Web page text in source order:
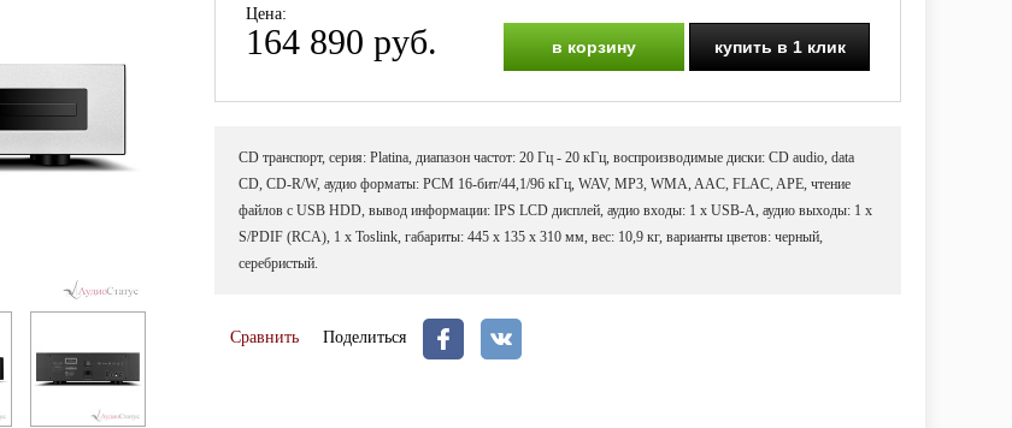
Цена:
164 890 руб. в корзину купить в 1 клик
CD транспорт, серия: Platina, диапазон частот: 20 Гц - 20 кГц, воспроизводимые диски: CD audio, data
CD, CD-R/W, аудио форматы: PCM 16-бит/44,1/96 кГц, WAV, MP3, WMA, AAC, FLAC, APE, чтение
файлов с USB HDD, вывод информации: IPS LCD дисплей, аудио входы: 1 x USB-A, аудио выходы: 1 x
S/PDIF (RCA), 1 x Toslink, габариты: 445 x 135 x 310 мм, вес: 10,9 кг, варианты цветов: черный,
серебристый.
Сравнить Поделиться